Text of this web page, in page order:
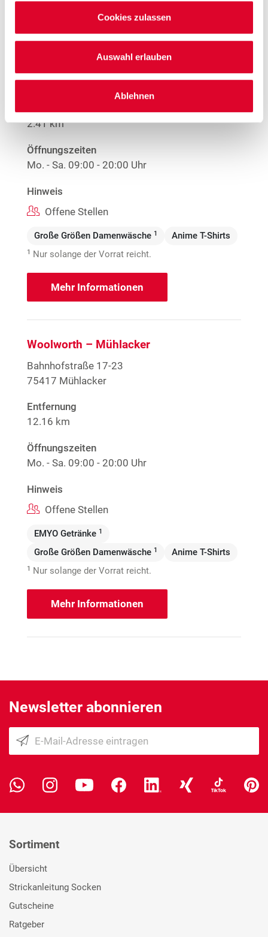
Cookies zulassen
Auswahl erlauben
Ablehnen
75179 Pforzheim
2.41 km
Öffnungszeiten
Mo. - Sa. 09:00 - 20:00 Uhr
Hinweis
Offene Stellen
Große Größen Damenwäsche 1 Anime T-Shirts
1 Nur solange der Vorrat reicht.
Mehr Informationen
Woolworth – Mühlacker
Bahnhofstraße 17-23
75417 Mühlacker
Entfernung
12.16 km
Öffnungszeiten
Mo. - Sa. 09:00 - 20:00 Uhr
Hinweis
Offene Stellen
EMYO Getränke 1
Große Größen Damenwäsche 1 Anime T-Shirts
1 Nur solange der Vorrat reicht.
Mehr Informationen
Newsletter abonnieren
Sortiment
Übersicht
Strickanleitung Socken
Gutscheine
Ratgeber